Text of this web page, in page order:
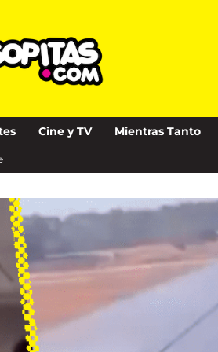
Cine y TV Mientras Tanto